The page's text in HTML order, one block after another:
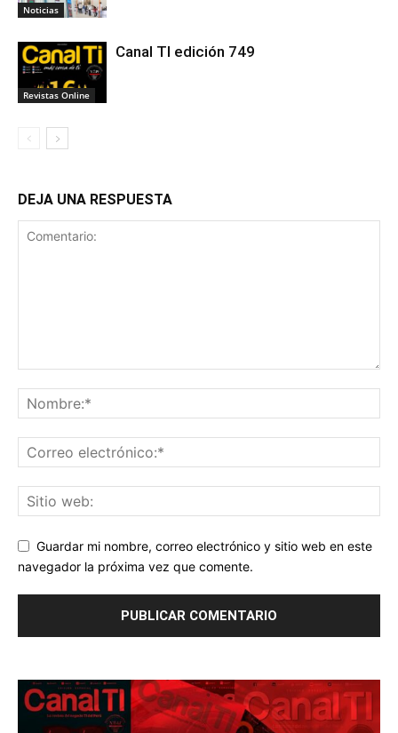
Noticias
Revistas Online
Canal TI edición 749
DEJA UNA RESPUESTA
Guardar mi nombre, correo electrónico y sitio web en este
navegador la próxima vez que comente.